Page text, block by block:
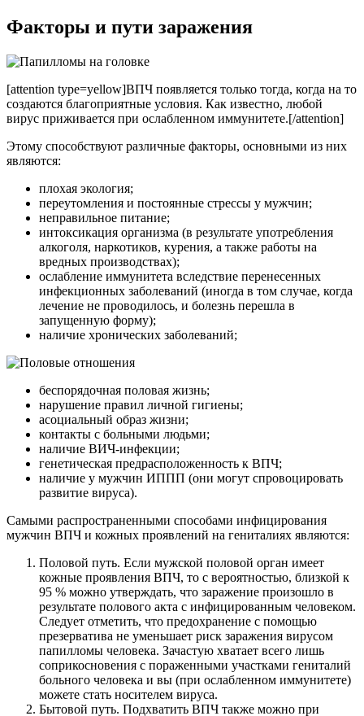
Факторы и пути заражения
[attention type=yellow]ВПЧ появляется только тогда, когда на то
создаются благоприятные условия. Как известно, любой
вирус приживается при ослабленном иммунитете.[/attention]
Этому способствуют различные факторы, основными из них
являются:
плохая экология;
переутомления и постоянные стрессы у мужчин;
неправильное питание;
интоксикация организма (в результате употребления
алкоголя, наркотиков, курения, а также работы на
вредных производствах);
ослабление иммунитета вследствие перенесенных
инфекционных заболеваний (иногда в том случае, когда
лечение не проводилось, и болезнь перешла в
запущенную форму);
наличие хронических заболеваний;
беспорядочная половая жизнь;
нарушение правил личной гигиены;
асоциальный образ жизни;
контакты с больными людьми;
наличие ВИЧ-инфекции;
генетическая предрасположенность к ВПЧ;
наличие у мужчин ИППП (они могут спровоцировать
развитие вируса).
Самыми распространенными способами инфицирования
мужчин ВПЧ и кожных проявлений на гениталиях являются:
Половой путь. Если мужской половой орган имеет
кожные проявления ВПЧ, то с вероятностью, близкой к
95 % можно утверждать, что заражение произошло в
результате полового акта с инфицированным человеком.
Следует отметить, что предохранение с помощью
презерватива не уменьшает риск заражения вирусом
папилломы человека. Зачастую хватает всего лишь
соприкосновения с пораженными участками гениталий
больного человека и вы (при ослабленном иммунитете)
можете стать носителем вируса.
Бытовой путь. Подхватить ВПЧ также можно при